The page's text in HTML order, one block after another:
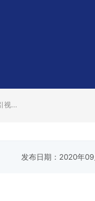
视...
发布日期：2020年